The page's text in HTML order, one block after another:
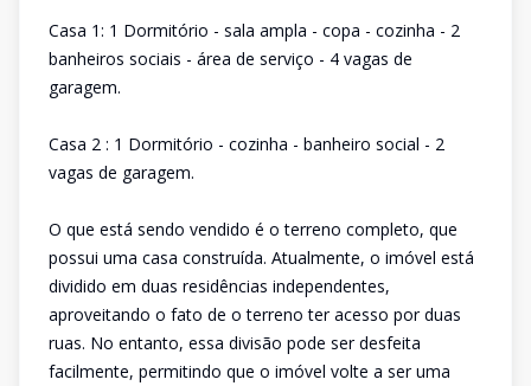
Casa 1: 1 Dormitório - sala ampla - copa - cozinha - 2
banheiros sociais - área de serviço - 4 vagas de
garagem.
Casa 2 : 1 Dormitório - cozinha - banheiro social - 2
vagas de garagem.
O que está sendo vendido é o terreno completo, que
possui uma casa construída. Atualmente, o imóvel está
dividido em duas residências independentes,
aproveitando o fato de o terreno ter acesso por duas
ruas. No entanto, essa divisão pode ser desfeita
facilmente, permitindo que o imóvel volte a ser uma